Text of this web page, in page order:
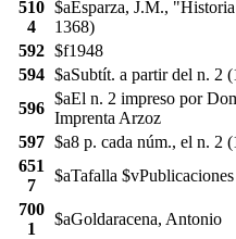
510
4
$aEsparza, J.M.,
1368)
592 $f1948
594 $aSubtít. a partir del n. 2
596
$aEl n. 2 impreso por
Imprenta Arzoz
597 $a8 p. cada núm., el n. 2
651
7
$aTafalla
700
1
$aGoldaracena, Antonio